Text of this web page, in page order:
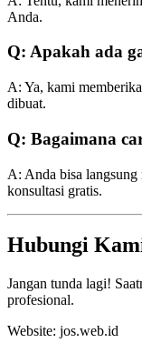
Anda.
Q: Apakah ada
A: Ya, kami
dibuat.
Q: Bagaimana
A: Anda bisa
konsultasi gratis.
Hubungi
Jangan tunda lagi!
profesional.
Website: jos.web.id